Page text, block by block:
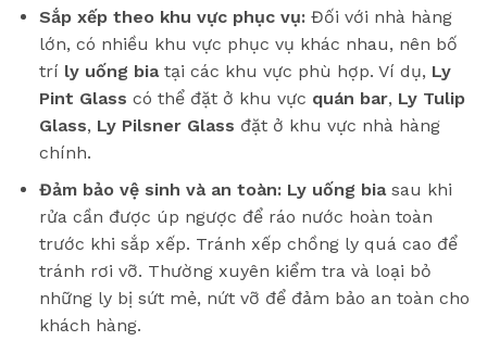
Sắp xếp theo khu vực phục vụ:Đối với nhà hàng
lớn, có nhiều khu vực phục vụ khác nhau, nên bố
trí ly uống biatại các khu vực phù hợp. Ví dụ, Ly
Pint Glass có thể đặt ở khu vực quán bar, Ly Tulip
Glass, Ly Pilsner Glass đặt ở khu vực nhà hàng
chính.
Đảm bảo vệ sinh và an toàn: Ly uống biasau khi
rửa cần được úp ngược để ráo nước hoàn toàn
trước khi sắp xếp. Tránh xếp chồng ly quá cao để
tránh rơi vỡ. Thường xuyên kiểm tra và loại bỏ
những ly bị sứt mẻ, nứt vỡ để đảm bảo an toàn cho
khách hàng.